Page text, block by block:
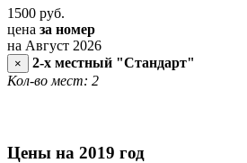
1500 руб.
цена за номер
на Август 2026
×
2-х местный "Стандарт"
Кол-во мест: 2
Цены на 2019 год